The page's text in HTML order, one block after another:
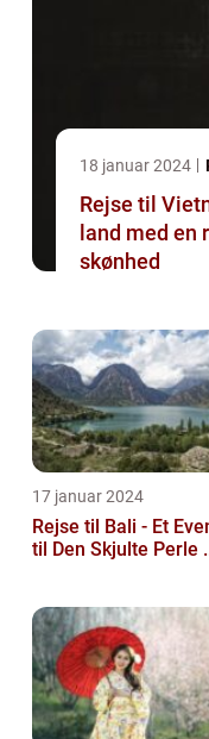
18 januar 2024
Rejse til
land med en
skønhed
17 januar 2024
Rejse til Bali - Et
til Den Skjulte Perle